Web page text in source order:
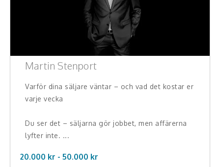
Miljö, hållbar utveckling
Målsättning, motivation, attityd
Mångfald och integration
Omvärld, politik, juridik
Pedagogik, skola, föräldraskap
Vård, omsorg, beroende
Kända personer
Martin Stenport
Varför dina säljare väntar – och vad det kostar er
varje vecka
Du ser det – säljarna gör jobbet, men affärerna
lyfter inte. ...
20.000 kr - 50.000 kr